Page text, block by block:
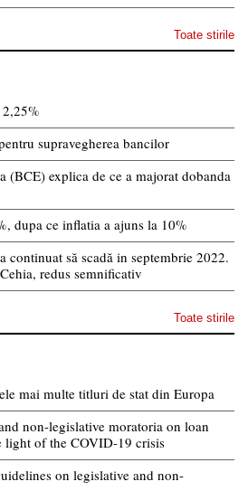
Toate stirile
supravegherea bancilor
(BCE) explica de ce a majorat dobanda
dupa ce inflatia a ajuns la 10%
continuat să scadă in septembrie 2022.
redus semnificativ
Toate stirile
mai multe titluri de stat din Europa
non-legislative moratoria on loan
light of the COVID-19 crisis
on legislative and non-